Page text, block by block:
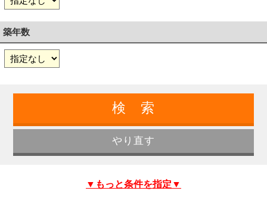
築年数
▼もっと条件を指定▼